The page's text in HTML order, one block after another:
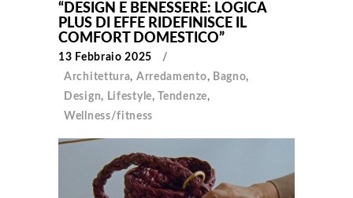
“DESIGN E BENESSERE: LOGICA
PLUS DI EFFE RIDEFINISCE IL
COMFORT DOMESTICO”
13 Febbraio 2025
Architettura, Arredamento, Bagno,
Design, Lifestyle,Tendenze,
Wellness/fitness